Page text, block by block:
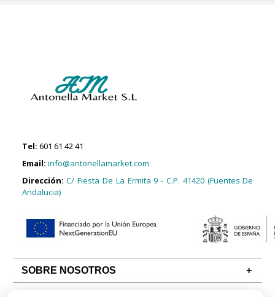
Tel: 601 61 42 41
Email: info@antonellamarket.com
Dirección:C/ Fiesta De La Ermita 9 - C.P. 41420 (Fuentes De
Andalucia)
SOBRE NOSOTROS